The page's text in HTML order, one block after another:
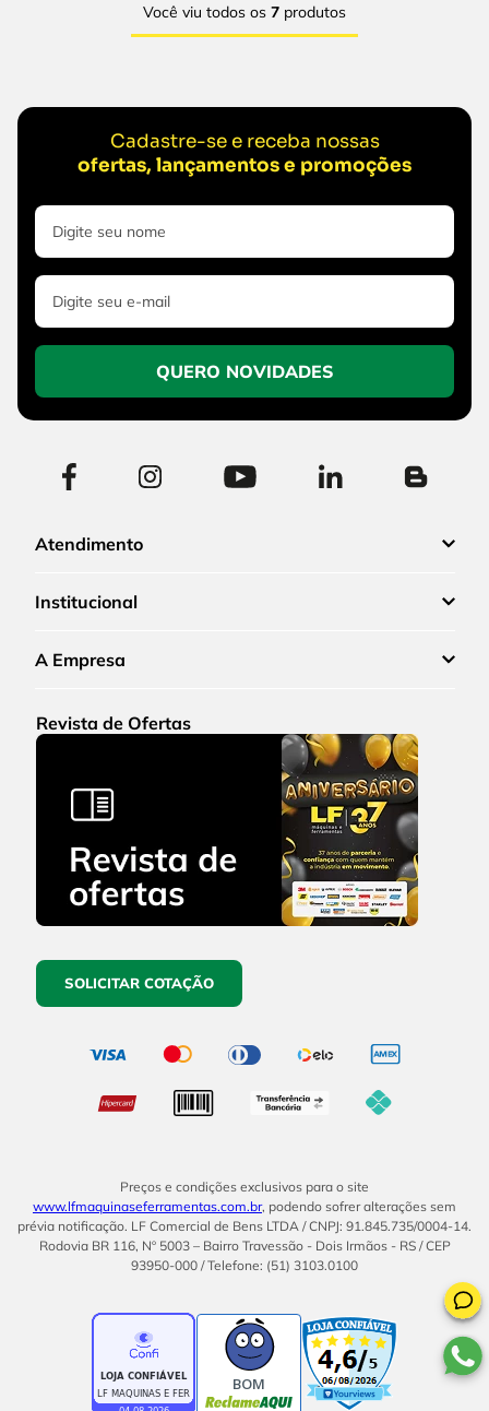
Você viu todos os 7 produtos
Cadastre-se e receba nossas
ofertas, lançamentos e promoções
QUERO NOVIDADES
Atendimento
Institucional
A Empresa
Revista de Ofertas
SOLICITAR COTAÇÃO
Preços e condições exclusivos para o site
www.lfmaquinaseferramentas.com.br, podendo sofrer alterações sem
prévia notificação. LF Comercial de Bens LTDA / CNPJ: 91.845.735/0004-14.
Rodovia BR 116, Nº 5003 – Bairro Travessão - Dois Irmãos - RS / CEP
93950-000 / Telefone: (51) 3103.0100
BOM